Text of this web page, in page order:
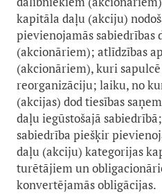
kapitāla daļu (akciju)
pievienojamās sabiedrības
(akcionāriem); atlīdzības
(akcionāriem), kuri
reorganizāciju; laiku, no
(akcijas) dod tiesības
daļu iegūstošajā
sabiedrība piešķir
daļu (akciju) kategorijas
turētājiem un
konvertējamās obligācijas.